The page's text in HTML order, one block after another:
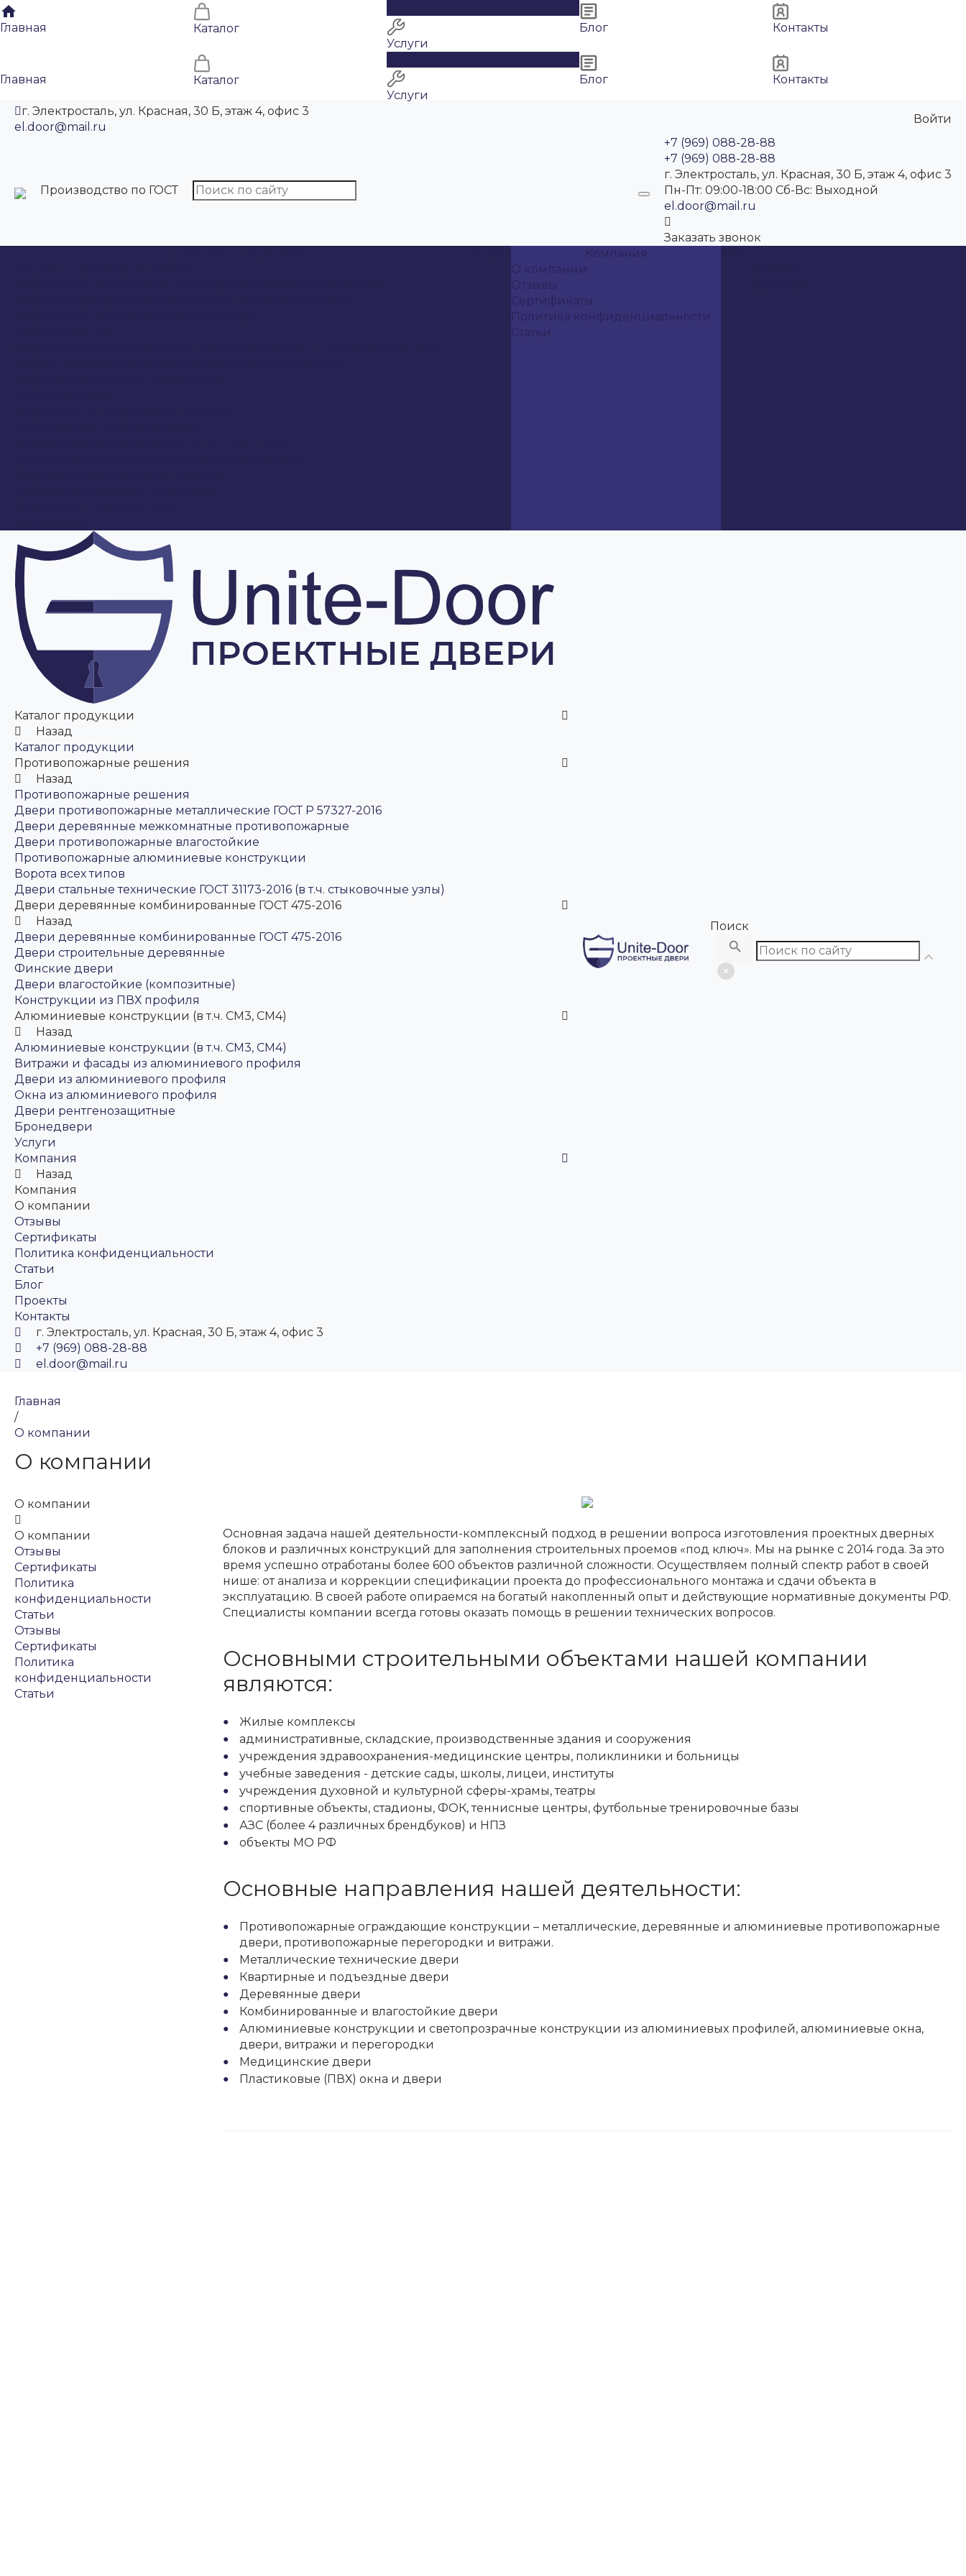
Главная Каталог
Услуги
Блог Контакты
Главная Каталог
Услуги
Блог Контакты
г. Электросталь, ул. Красная, 30 Б, этаж 4, офис 3
el.door@mail.ru
Войти
Производство по ГОСТ
+7 (969) 088-28-88
+7 (969) 088-28-88
г. Электросталь, ул. Красная, 30 Б, этаж 4, офис 3
Пн-Пт: 09:00-18:00 Cб-Вс: Выходной
el.door@mail.ru
Заказать звонок
Компания
О компании
Отзывы
Сертификаты
Политика конфиденциальности
Статьи
Каталог продукции
Назад
Каталог продукции
Противопожарные решения
Назад
Противопожарные решения
Двери противопожарные металлические ГОСТ Р 57327-2016
Двери деревянные межкомнатные противопожарные
Двери противопожарные влагостойкие
Противопожарные алюминиевые конструкции
Ворота всех типов
Двери стальные технические ГОСТ 31173-2016 (в т.ч. стыковочные узлы)
Двери деревянные комбинированные ГОСТ 475-2016
Назад
Двери деревянные комбинированные ГОСТ 475-2016
Двери строительные деревянные
Финские двери
Двери влагостойкие (композитные)
Конструкции из ПВХ профиля
Алюминиевые конструкции (в т.ч. СМ3, СМ4)
Назад
Алюминиевые конструкции (в т.ч. СМ3, СМ4)
Витражи и фасады из алюминиевого профиля
Двери из алюминиевого профиля
Окна из алюминиевого профиля
Двери рентгенозащитные
Бронедвери
Услуги
Компания
Назад
Компания
О компании
Отзывы
Сертификаты
Политика конфиденциальности
Статьи
Блог
Проекты
Контакты
г. Электросталь, ул. Красная, 30 Б, этаж 4, офис 3
+7 (969) 088-28-88
el.door@mail.ru
Поиск
Главная
/
О компании
О компании
О компании
О компании
Отзывы
Сертификаты
Политика
конфиденциальности
Статьи
Отзывы
Сертификаты
Политика
конфиденциальности
Статьи
Основная задача нашей деятельности-комплексный подход в решении вопроса изготовления проектных дверных
блоков и различных конструкций для заполнения строительных проемов «под ключ». Мы на рынке с 2014 года. За это
время успешно отработаны более 600 объектов различной сложности. Осуществляем полный спектр работ в своей
нише: от анализа и коррекции спецификации проекта до профессионального монтажа и сдачи объекта в
эксплуатацию. В своей работе опираемся на богатый накопленный опыт и действующие нормативные документы РФ.
Специалисты компании всегда готовы оказать помощь в решении технических вопросов.
Основными строительными объектами нашей компании
являются:
Жилые комплексы
административные, складские, производственные здания и сооружения
учреждения здравоохранения-медицинские центры, поликлиники и больницы
учебные заведения - детские сады, школы, лицеи, институты
учреждения духовной и культурной сферы-храмы, театры
спортивные объекты, стадионы, ФОК, теннисные центры, футбольные тренировочные базы
АЗС (более 4 различных брендбуков) и НПЗ
объекты МО РФ
Основные направления нашей деятельности:
Противопожарные ограждающие конструкции – металлические, деревянные и алюминиевые противопожарные
двери, противопожарные перегородки и витражи.
Металлические технические двери
Квартирные и подъездные двери
Деревянные двери
Комбинированные и влагостойкие двери
Алюминиевые конструкции и светопрозрачные конструкции из алюминиевых профилей, алюминиевые окна,
двери, витражи и перегородки
Медицинские двери
Пластиковые (ПВХ) окна и двери